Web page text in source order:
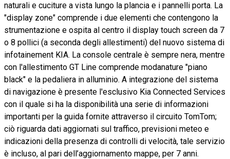
naturali e cuciture a vista lungo la plancia e i pannelli porta. La
"display zone" comprende i due elementi che contengono la
strumentazione e ospita al centro il display touch screen da 7
o 8 pollici (a seconda degli allestimenti) del nuovo sistema di
infotainement KIA. La console centrale è sempre nera, mentre
con l'allestimento GT Line comprende modanature "piano
black" e la pedaliera in alluminio. A integrazione del sistema
di navigazione è presente l'esclusivo Kia Connected Services
con il quale si ha la disponibilità una serie di informazioni
importanti per la guida fornite attraverso il circuito TomTom;
ciò riguarda dati aggiornati sul traffico, previsioni meteo e
indicazioni della presenza di controlli di velocità, tale servizio
è incluso, al pari dell’aggiornamento mappe, per 7 anni.